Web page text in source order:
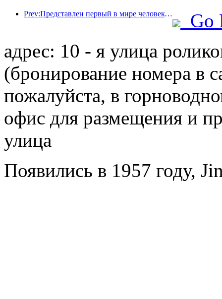
Prev:Представлен первый в мире человекоподобный робот, ориентированный на обслуживание в сфере общественного питания в различных сценариях.
Go
адрес: 10 - я улица
(бронирование номера в
пожалуйста, в
офис для размещения и
улица
Появились в 1957 году,